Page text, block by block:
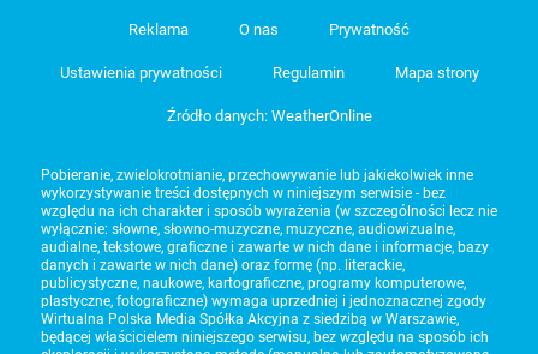
Reklama O nas Prywatność
Ustawienia prywatności Regulamin Mapa strony
Źródło danych: WeatherOnline
Pobieranie, zwielokrotnianie, przechowywanie lub jakiekolwiek inne
wykorzystywanie treści dostępnych w niniejszym serwisie - bez
względu na ich charakter i sposób wyrażenia (w szczególności lecz nie
wyłącznie: słowne, słowno-muzyczne, muzyczne, audiowizualne,
audialne, tekstowe, graficzne i zawarte w nich dane i informacje, bazy
danych i zawarte w nich dane) oraz formę (np. literackie,
publicystyczne, naukowe, kartograficzne, programy komputerowe,
plastyczne, fotograficzne) wymaga uprzedniej i jednoznacznej zgody
Wirtualna Polska Media Spółka Akcyjna z siedzibą w Warszawie,
będącej właścicielem niniejszego serwisu, bez względu na sposób ich